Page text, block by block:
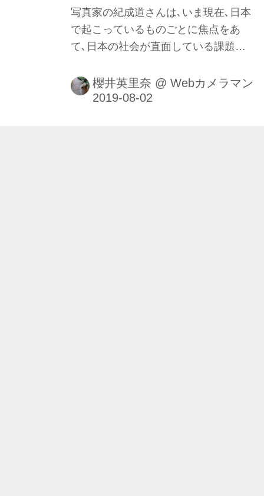
写真家の紀成道さんは､いま現在､日本
で起こっているものごとに焦点をあ
て､日本の社会が直面している課題を
がいかにその課題に取り組み､乗り越
えていくかを記録しています｡そして､
櫻井英里奈 @ Webカメラマン